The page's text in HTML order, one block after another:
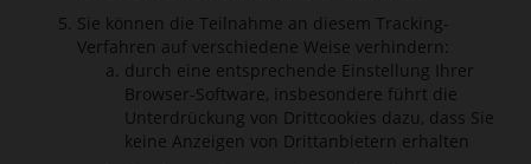
Sie können die Teilnahme an diesem Tracking-
Verfahren auf verschiedene Weise verhindern:
durch eine entsprechende Einstellung Ihrer
Browser-Software, insbesondere führt die
Unterdrückung von Drittcookies dazu, dass Sie
keine Anzeigen von Drittanbietern erhalten